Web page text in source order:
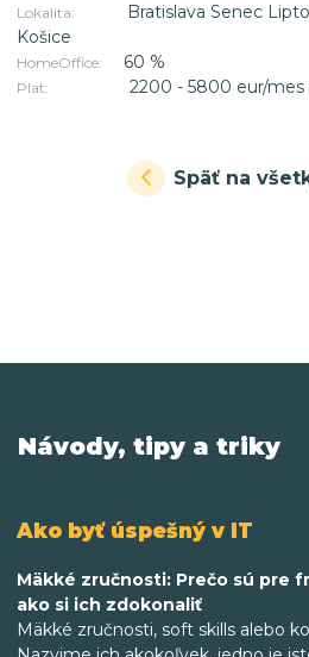
Lokalita:
Bratislava Senec
Košice
HomeOffice: 60 %
Plat: 2200 - 5800 eur/
Späť na
Návody, tipy a triky
Ako byť úspešný v IT
Mäkké zručnosti: Prečo sú pre
ako si ich zdokonaliť
Mäkké zručnosti, soft skills alebo